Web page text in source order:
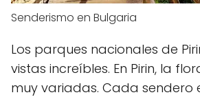
Senderismo en Bulgaria
Los parques nacionales de
vistas increíbles. En Pirin, la
muy variadas. Cada sendero